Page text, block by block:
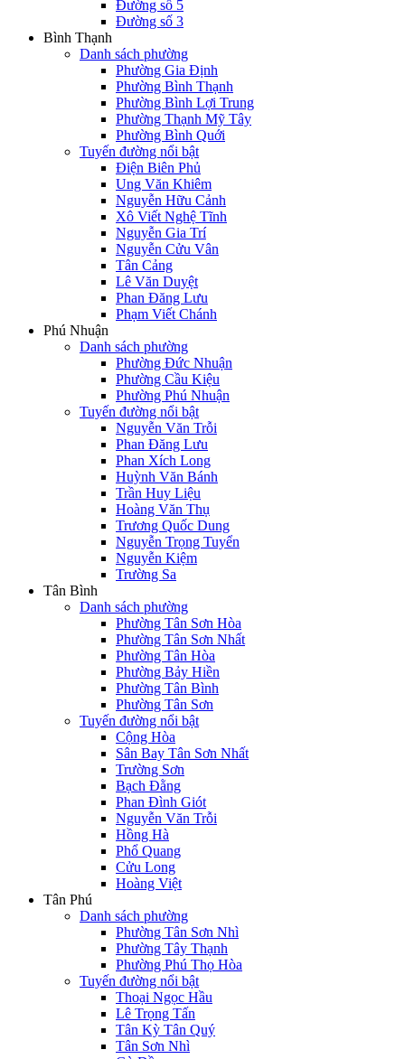
Đường số 5
Đường số 3
Bình Thạnh
Danh sách phường
Phường Gia Định
Phường Bình Thạnh
Phường Bình Lợi Trung
Phường Thạnh Mỹ Tây
Phường Bình Quới
Tuyến đường nổi bật
Điện Biên Phủ
Ung Văn Khiêm
Nguyễn Hữu Cảnh
Xô Viết Nghệ Tĩnh
Nguyễn Gia Trí
Nguyễn Cửu Vân
Tân Cảng
Lê Văn Duyệt
Phan Đăng Lưu
Phạm Viết Chánh
Phú Nhuận
Danh sách phường
Phường Đức Nhuận
Phường Cầu Kiệu
Phường Phú Nhuận
Tuyến đường nổi bật
Nguyễn Văn Trỗi
Phan Đăng Lưu
Phan Xích Long
Huỳnh Văn Bánh
Trần Huy Liệu
Hoàng Văn Thụ
Trương Quốc Dung
Nguyễn Trọng Tuyển
Nguyễn Kiệm
Trường Sa
Tân Bình
Danh sách phường
Phường Tân Sơn Hòa
Phường Tân Sơn Nhất
Phường Tân Hòa
Phường Bảy Hiền
Phường Tân Bình
Phường Tân Sơn
Tuyến đường nổi bật
Cộng Hòa
Sân Bay Tân Sơn Nhất
Trường Sơn
Bạch Đằng
Phan Đình Giót
Nguyễn Văn Trỗi
Hồng Hà
Phổ Quang
Cửu Long
Hoàng Việt
Tân Phú
Danh sách phường
Phường Tân Sơn Nhì
Phường Tây Thạnh
Phường Phú Thọ Hòa
Tuyến đường nổi bật
Thoại Ngọc Hầu
Lê Trọng Tấn
Tân Kỳ Tân Quý
Tân Sơn Nhì